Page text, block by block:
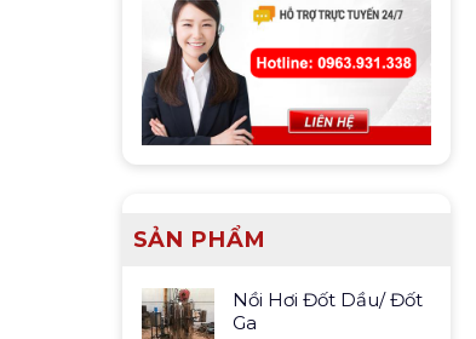
SẢN PHẨM
Nồi Hơi Đốt Dầu/ Đốt
Ga